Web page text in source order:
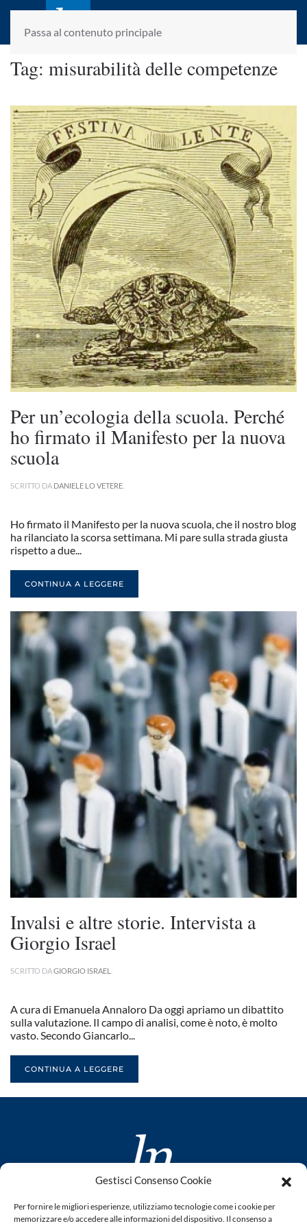
Gestisci Consenso Cookie
Per fornire le migliori esperienze, utilizziamo tecnologie come i cookie per
memorizzare e/o accedere alle informazioni del dispositivo. Il consenso a
Passa al contenuto principale
laletteraturaenoi.it
fondato da Romano Luperini
Tag: misurabilità delle competenze
Per un’ecologia della scuola. Perché
ho firmato il Manifesto per la nuova
scuola
SCRITTO DA DANIELE LO VETERE
Ho firmato il Manifesto per la nuova scuola, che il nostro blog
ha rilanciato la scorsa settimana. Mi pare sulla strada giusta
rispetto a due...
CONTINUA A LEGGERE
Invalsi e altre storie. Intervista a
Giorgio Israel
SCRITTO DAGIORGIO ISRAEL
A cura di Emanuela Annaloro Da oggi apriamo un dibattito
sulla valutazione. Il campo di analisi, come è noto, è molto
vasto. Secondo Giancarlo...
CONTINUA A LEGGERE
www.laletteraturaenoi.it
fondato da Romano Luperini